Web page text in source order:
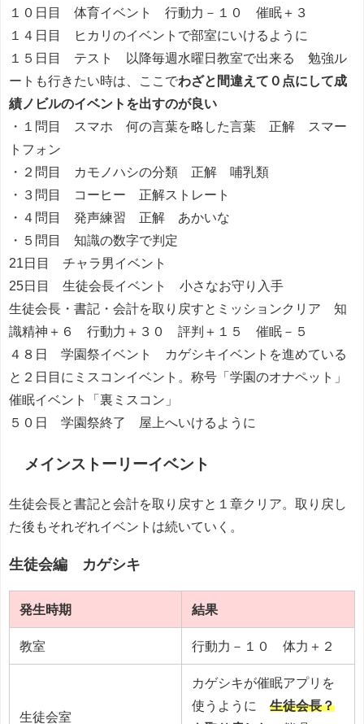
１０日目 体育イベント 行動力－１０ 催眠＋３
１４日目 ヒカリのイベントで部室にいけるように
１５日目 テスト 以降毎週水曜日教室で出来る 勉強ル
ートも行きたい時は、ここでわざと間違えて０点にして成
績ノビルのイベントを出すのが良い
・１問目 スマホ 何の言葉を略した言葉 正解 スマー
トフォン
・２問目 カモノハシの分類 正解 哺乳類
・３問目 コーヒー 正解ストレート
・４問目 発声練習 正解 あかいな
・５問目 知識の数字で判定
21日目 チャラ男イベント
25日目 生徒会長イベント 小さなお守り入手
生徒会長・書記・会計を取り戻すとミッションクリア 知
識精神＋６ 行動力＋３０ 評判＋１５ 催眠－５
４８日 学園祭イベント カゲシキイベントを進めている
と２日目にミスコンイベント。称号「学園のオナペット」
催眠イベント「裏ミスコン」
５０日 学園祭終了 屋上へいけるように
メインストーリーイベント
生徒会長と書記と会計を取り戻すと１章クリア。取り戻し
た後もそれぞれイベントは続いていく。
生徒会編 カゲシキ
発生時期 結果
教室 行動力－１０ 体力＋２
生徒会室
カゲシキが催眠アプリを
使うように 生徒会長？